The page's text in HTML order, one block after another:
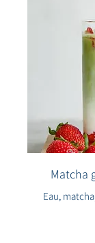
Matcha
Eau,